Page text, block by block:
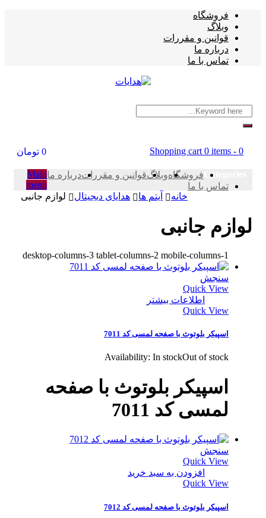
فروشگاه
وبلاگ
قوانین و مقررات
درباره ما
تماس با ما
Shopping cart 0 items تومان
فروشگاهوبلاگقوانین و مقررات درباره ما
تماس با ما
Main
menu
خانه
آیتم ها هدایای دیجیتال لوازم جانبی
لوازم جانبی
desktop-columns-3 tablet-columns-2 mobile-columns-1
سنجش
Quick View
اطلاعات بیشتر
Quick View
اسپیکر بلوتوث با صفحه لمسی کد 7011
Availability:In stockOut of stock
اسپیکر بلوتوث با صفحه
لمسی کد 7011
سنجش
Quick View
افزودن به سبد خرید
Quick View
اسپیکر بلوتوث با صفحه لمسی کد 7012